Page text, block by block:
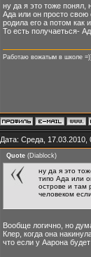
ну да я это тоже понял,
Ада или он просто свою
родила его а потом как
То есть получаеться-
Работаю вожатым в школе
Дата: Среда,
Quote(Diablock)
ну да я это
типо Ада или
острове и там
человеком
Вообще логично, но
Клер, когда она
что если у Аарона